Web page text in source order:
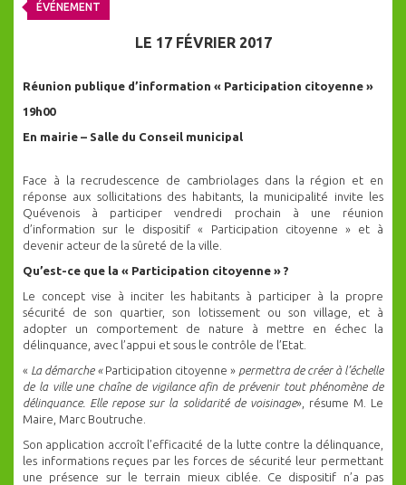
ÉVÉNEMENT
LE 17 FÉVRIER 2017
Réunion publique d’information « Participation citoyenne »
19h00
En mairie – Salle du Conseil municipal
Face à la recrudescence de cambriolages dans la région et en
réponse aux sollicitations des habitants, la municipalité invite les
Quévenois à participer vendredi prochain à une réunion
d’information sur le dispositif « Participation citoyenne » et à
devenir acteur de la sûreté de la ville.
Qu’est-ce que la « Participation citoyenne » ?
Le concept vise à inciter les habitants à participer à la propre
sécurité de son quartier, son lotissement ou son village, et à
adopter un comportement de nature à mettre en échec la
délinquance, avec l’appui et sous le contrôle de l’Etat.
« La démarche « Participation citoyenne » permettra de créer à l’échelle
de la ville une chaîne de vigilance afin de prévenir tout phénomène de
délinquance. Elle repose sur la solidarité de voisinage», résume M. Le
Maire, Marc Boutruche.
Son application accroît l’efficacité de la lutte contre la délinquance,
les informations reçues par les forces de sécurité leur permettant
une présence sur le terrain mieux ciblée. Ce dispositif n’a pas